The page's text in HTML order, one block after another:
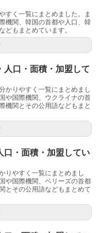
すく一覧にまとめました。ま
機関、韓国の首都や人口、韓
どもまとめています。
人口・面積・加盟して
かりやすく一覧にまとめまし
や国際機関、ウクライナの首
機関とその公用語などもまと
口・面積・加盟してい
りやすく一覧にまとめまし
や国際機関、ベリーズの首都
とその公用語などもまとめて